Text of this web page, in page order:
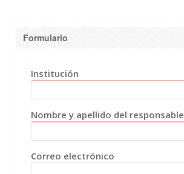
Formulario
Institución
Nombre y apellido del responsable
Correo electrónico